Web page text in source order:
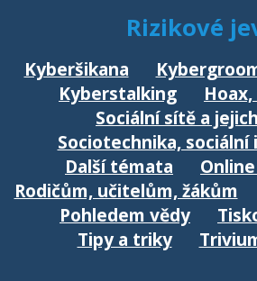
Rizikové
Kyberšikana
Kyberstalking
Sociální sítě a
Sociotechnika,
Další témata
Rodičům, učitelům, žákům
Pohledem vědy
Tipy a triky